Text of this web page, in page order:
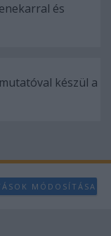
és
készül a
MÓDOSÍTÁSA